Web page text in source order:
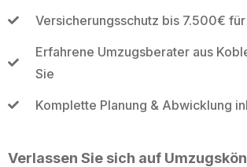
Versicherungsschutz bis 7.500€
Erfahrene Umzugsberater aus
Sie
Komplette Planung & Abwicklung
Verlassen Sie sich auf